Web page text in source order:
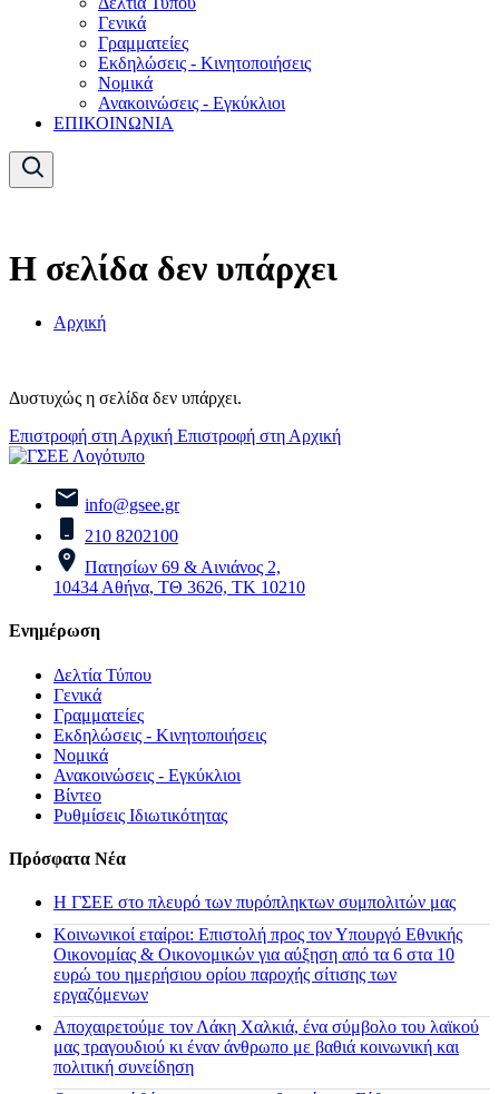
Γενικά
Γραμματείες
Εκδηλώσεις - Κινητοποιήσεις
Νομικά
Ανακοινώσεις - Εγκύκλιοι
ΕΠΙΚΟΙΝΩΝΙΑ
Η σελίδα δεν υπάρχει
Αρχική
Δυστυχώς η σελίδα δεν υπάρχει.
Επιστροφή στη Αρχική Επιστροφή στη Αρχική
info@gsee.gr
210 8202100
Πατησίων 69 & Αινιάνος 2,
10434 Αθήνα, ΤΘ 3626, ΤΚ 10210
Ενημέρωση
Δελτία Τύπου
Γενικά
Γραμματείες
Εκδηλώσεις - Κινητοποιήσεις
Νομικά
Ανακοινώσεις - Εγκύκλιοι
Βίντεο
Ρυθμίσεις Ιδιωτικότητας
Πρόσφατα Νέα
H ΓΣΕΕ στο πλευρό των πυρόπληκτων συμπολιτών μας
Κοινωνικοί εταίροι: Επιστολή προς τον Υπουργό Εθνικής
Οικονομίας & Οικονομικών για αύξηση από τα 6 στα 10
ευρώ του ημερήσιου ορίου παροχής σίτισης των
εργαζόμενων
Αποχαιρετούμε τον Λάκη Χαλκιά, ένα σύμβολο του λαϊκού
μας τραγουδιού κι έναν άνθρωπο με βαθιά κοινωνική και
πολιτική συνείδηση